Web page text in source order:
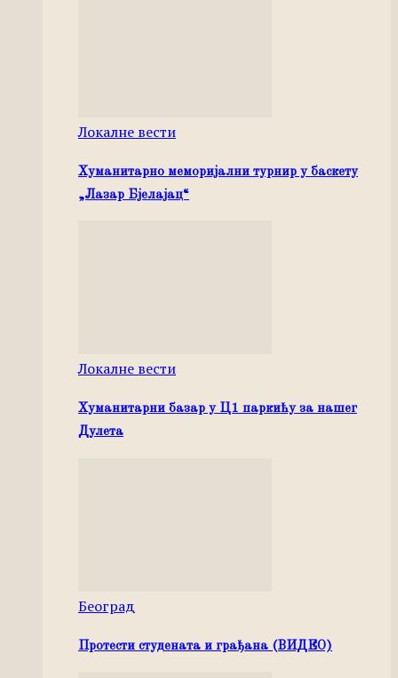
Локалне вести
Хуманитарно меморијални турнир у баскету
„Лазар Бјелајац“
Локалне вести
Хуманитарни базар у Ц1 паркићу за нашег
Дулета
Београд
Протести студената и грађана (ВИДЕО)